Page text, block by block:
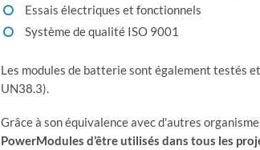
Essais électriques et fonctionnels
Système de qualité ISO 9001
Les modules de batterie sont également testés
UN38.3).
Grâce à son équivalence avec d'autres
PowerModules d’être utilisés dans tous les